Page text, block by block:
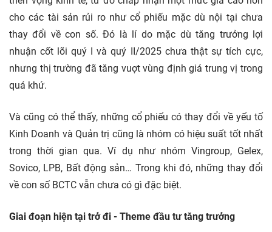
cho các tài sản rủi ro như cổ phiếu mặc dù nội tại chưa
thay đổi về con số. Đó là lí do mặc dù tăng trưởng lợi
nhuận cốt lõi quý I và quý II/2025 chưa thật sự tích cực,
nhưng thị trường đã tăng vuợt vùng định giá trung vị trong
quá khứ.
Và cũng có thể thấy, những cổ phiếu có thay đổi về yếu tố
Kinh Doanh và Quản trị cũng là nhóm có hiệu suất tốt nhất
trong thời gian qua. Ví dụ như nhóm Vingroup, Gelex,
Sovico, LPB, Bất động sản… Trong khi đó, những thay đổi
về con số BCTC vẫn chưa có gì đặc biệt.
Giai đoạn hiện tại trở đi - Theme đầu tư tăng trưởng